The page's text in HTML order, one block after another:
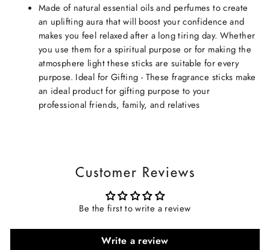
Made of natural essential oils and perfumes to create
an uplifting aura that will boost your confidence and
makes you feel relaxed after a long tiring day. Whether
you use them for a spiritual purpose or for making the
atmosphere light these sticks are suitable for every
purpose. Ideal for Gifting - These fragrance sticks make
an ideal product for gifting purpose to your
professional friends, family, and relatives
Customer Reviews
Be the first to write a review
Write a review